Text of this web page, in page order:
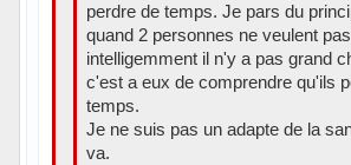
perdre de temps. Je pars du
quand 2 personnes ne veulent
intelligemment il n'y a pas grand
c'est a eux de comprendre qu'ils
temps.
Je ne suis pas un adapte de la
va.